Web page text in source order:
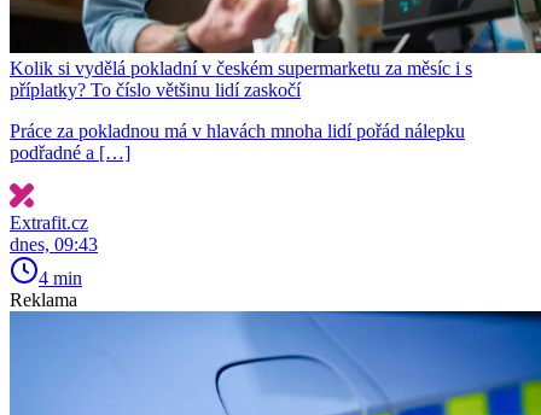
Kolik si vydělá pokladní v českém supermarketu za měsíc i s
příplatky? To číslo většinu lidí zaskočí
Práce za pokladnou má v hlavách mnoha lidí pořád nálepku
podřadné a […]
Extrafit.cz
dnes, 09:43
4 min
Reklama